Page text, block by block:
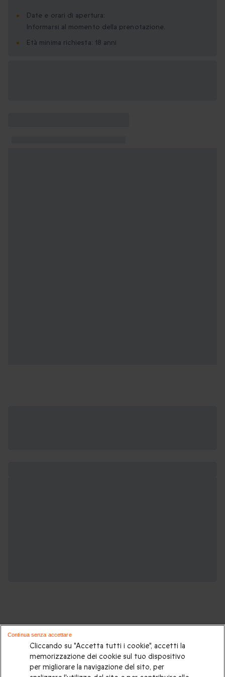
Date e orari di apertura:
Informarsi al momento della prenotazione.
Età minima richiesta: 18 anni
Sei un appassionato di motori?
Potrebbero piacerti anche:
Cliccando su "Accetta tutti i cookie", accetti la
memorizzazione dei cookie sul tuo dispositivo
per migliorare la navigazione del sito, per
Continua senza accettare